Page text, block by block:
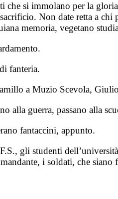
si immolano per la
Non date retta a
memoria, vegetano
fanteria.
a Muzio Scevola,
alla guerra, passano alla
fantaccini, appunto.
gli studenti
i soldati, che